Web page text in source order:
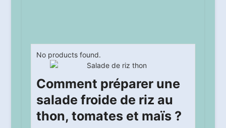
No products found.
Comment préparer une
salade froide de riz au
thon, tomates et maïs ?